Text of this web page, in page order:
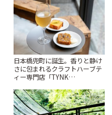
日本橋兜町に誕生。香りと静け
さに包まれるクラフトハーブテ
ィー専門店「TYNK